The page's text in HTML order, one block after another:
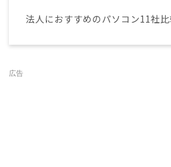
法人におすすめのパソコン11社
広告